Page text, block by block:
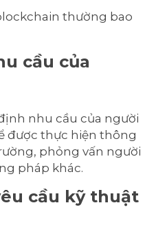
thường bao
cầu của
nhu cầu của người
được thực hiện thông
phỏng vấn người
pháp khác.
cầu kỹ thuật